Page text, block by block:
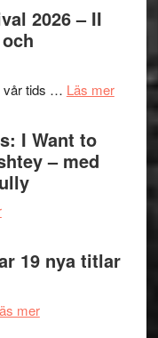
Håkan
Hellström
Folkets
–
en
2026 – II
vår tids … Läs merom
I Want to
– med
om
trailern
för
X-
19 nya titlar
merom